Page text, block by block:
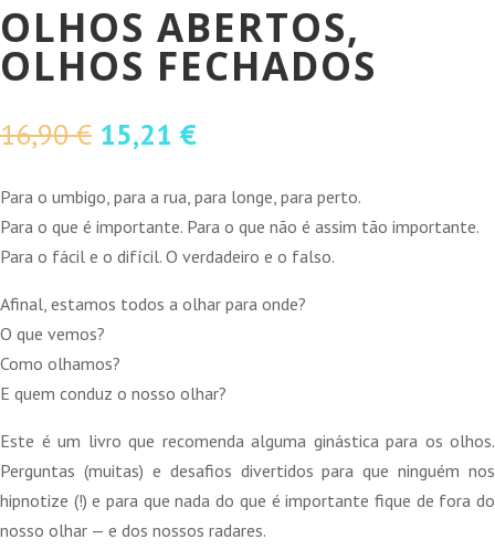
OLHOS ABERTOS,
OLHOS FECHADOS
16,90€ O
original
era:
16,90 €.
15,21 €O
atual
é:
15,21 €.
Para o umbigo, para a rua, para longe, para perto.
Para o que é importante. Para o que não é assim tão importante.
Para o fácil e o difícil. O verdadeiro e o falso.
Afinal, estamos todos a olhar para onde?
O que vemos?
Como olhamos?
E quem conduz o nosso olhar?
Este é um livro que recomenda alguma ginástica para os olhos.
Perguntas (muitas) e desafios divertidos para que ninguém nos
hipnotize (!) e para que nada do que é importante fique de fora do
nosso olhar — e dos nossos radares.